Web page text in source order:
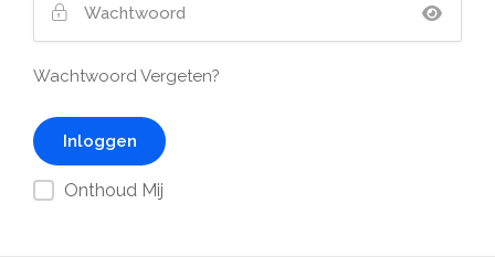
Wachtwoord Vergeten?
Onthoud Mij